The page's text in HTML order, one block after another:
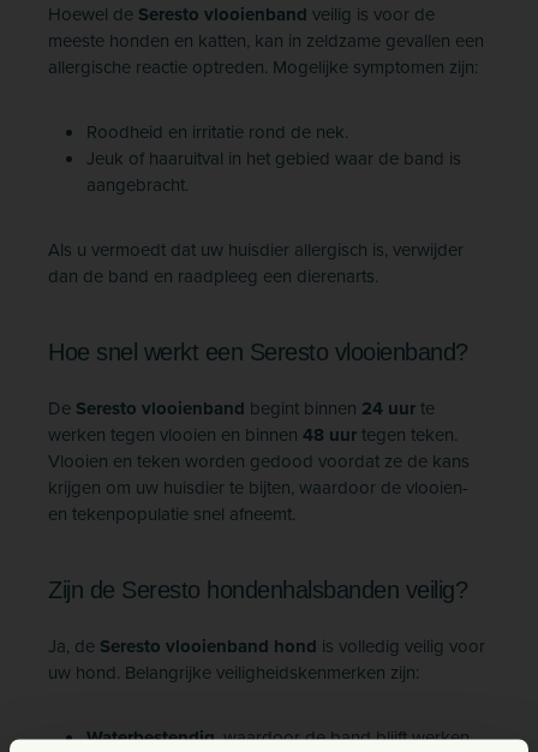
Hoewel de Seresto vlooienband veilig is voor de
meeste honden en katten, kan in zeldzame gevallen een
allergische reactie optreden. Mogelijke symptomen zijn:
Roodheid en irritatie rond de nek.
Jeuk of haaruitval in het gebied waar de band is
aangebracht.
Als u vermoedt dat uw huisdier allergisch is, verwijder
dan de band en raadpleeg een dierenarts.
Hoe snel werkt een Seresto vlooienband?
De Seresto vlooienband begint binnen 24 uurte
werken tegen vlooien en binnen 48 uurtegen teken.
Vlooien en teken worden gedood voordat ze de kans
krijgen om uw huisdier te bijten, waardoor de vlooien-
en tekenpopulatie snel afneemt.
Zijn de Seresto hondenhalsbanden veilig?
Ja, de Seresto vlooienband hond is volledig veilig voor
uw hond. Belangrijke veiligheidskenmerken zijn:
Waterbestendig, waardoor de band blijft werken